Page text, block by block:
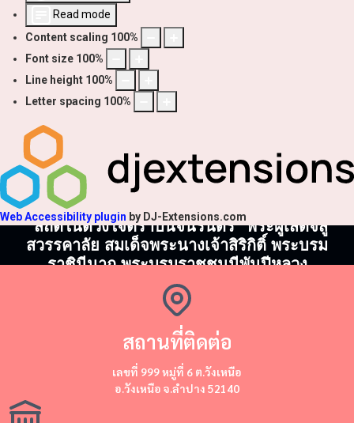
Read mode
Content scaling 100%
Font size 100%
Line height 100%
Letter spacing 100%
Web Accessibility plugin by DJ-Extensions.com
"สถิตในดวงใจตราบนิจนิรันดร์" พระผู้เสด็จสู่
สวรรคาลัย สมเด็จพระนางเจ้าสิริกิติ์ พระบรม
ราชินีนาถ พระบรมราชชนนีพันปีหลวง
สถานที่ติดต่อ
​​เลขที่ 999 หมู่ที่ 6 ต.วังเหนือ
อ.วังเหนือ จ.ลำปาง 52140